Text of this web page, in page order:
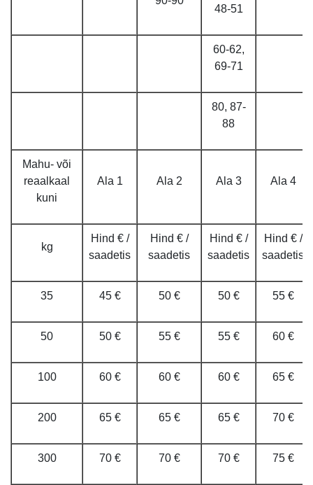
48-51
60-62,
69-71
80, 87-
88
Mahu- või
reaalkaal
kuni
Ala 1 Ala 2 Ala 3 Ala 4
kg
Hind € /
saadetis
Hind € /
saadetis
Hind € /
saadetis
Hind € /
saadetis
35 45 € 50 € 50 € 55 €
50 50 € 55 € 55 € 60 €
100 60 € 60 € 60 € 65 €
200 65 € 65 € 65 € 70 €
300 70 € 70 € 70 € 75 €